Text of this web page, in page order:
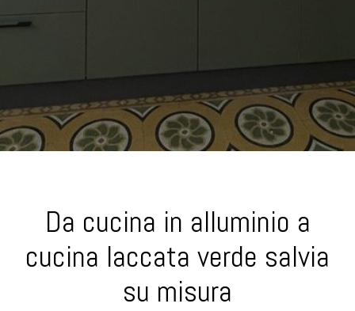
Da cucina in alluminio a
cucina laccata verde salvia
su misura